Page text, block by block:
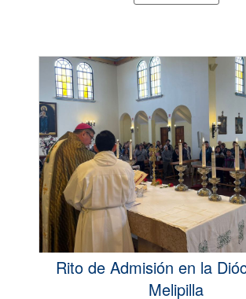
Rito de Admisión en la
Melipilla